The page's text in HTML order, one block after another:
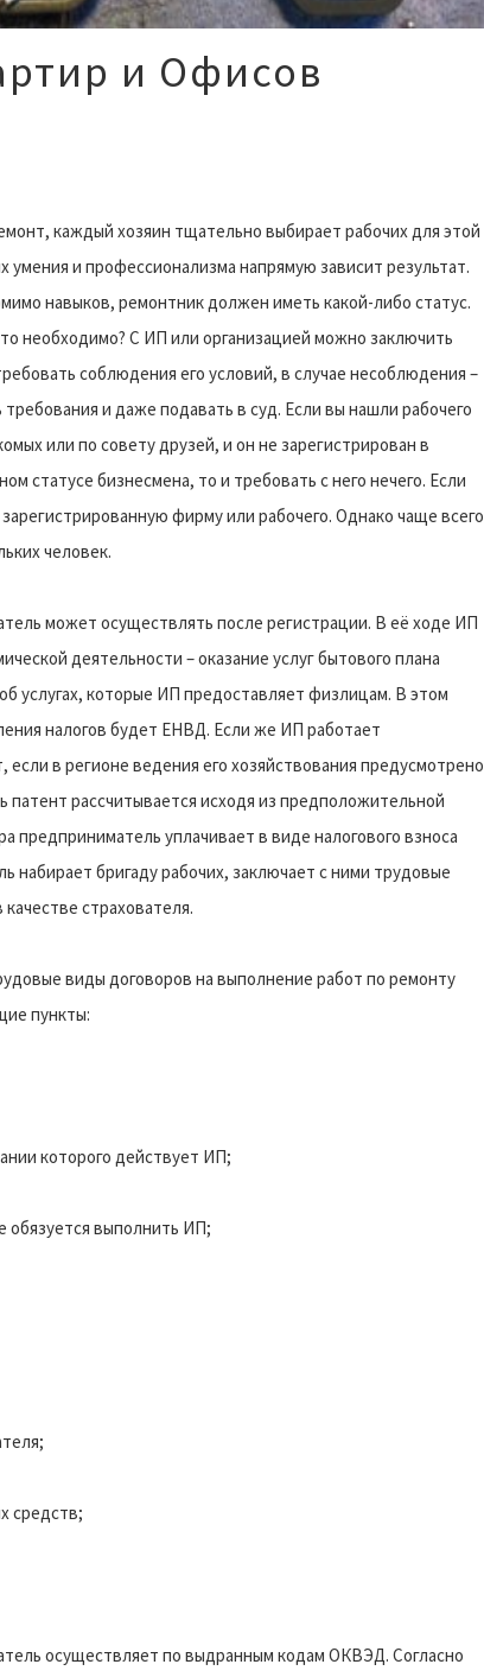
и Офисов
каждый хозяин тщательно выбирает рабочих для этой
умения и профессионализма напрямую зависит результат.
навыков, ремонтник должен иметь какой-либо статус.
необходимо? С ИП или организацией можно заключить
соблюдения его условий, в случае несоблюдения –
требования и даже подавать в суд. Если вы нашли рабочего
или по совету друзей, и он не зарегистрирован в
статусе бизнесмена, то и требовать с него нечего. Если
фирму или рабочего. Однако чаще всего
человек.
может осуществлять после регистрации. В её ходе ИП
деятельности – оказание услуг бытового плана
услугах, которые ИП предоставляет физлицам. В этом
налогов будет ЕНВД. Если же ИП работает
в регионе ведения его хозяйствования предусмотрено
рассчитывается исходя из предположительной
предприниматель уплачивает в виде налогового взноса
набирает бригаду рабочих, заключает с ними трудовые
страхователя.
виды договоров на выполнение работ по ремонту
пункты:
которого действует ИП;
обязуется выполнить ИП;
средств;
осуществляет по выдранным кодам ОКВЭД. Согласно